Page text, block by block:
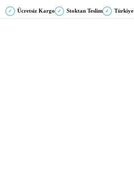
✓ Ücretsiz Kargo ✓ Stoktan Teslim ✓